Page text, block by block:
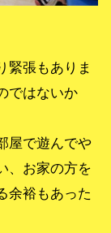
緊張もありま
ではないか
屋で遊んでや
、お家の方を
余裕もあった